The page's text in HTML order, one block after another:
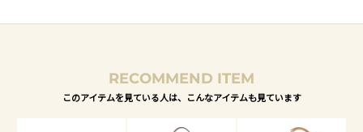
RECOMMEND ITEM
このアイテムを見ている人は、こんなアイテムも見ています